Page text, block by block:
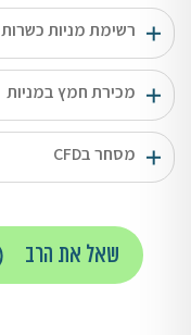
רשימת מניות כשרות
מכירת חמץ במניות
מסחר בCFD
שאל את הרב